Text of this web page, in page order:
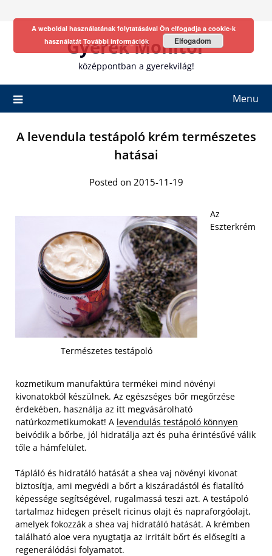
Gyerek Monitor
középpontban a gyerekvilág!
Menu
A levendula testápoló krém természetes
hatásai
Posted on 2015-11-19
Természetes testápoló
Az
Eszterkrém
kozmetikum manufaktúra termékei mind növényi
kivonatokból készülnek. Az egészséges bőr megőrzése
érdekében, használja az itt megvásárolható
natúrkozmetikumokat! A levendulás testápoló könnyen
beivódik a bőrbe, jól hidratálja azt és puha érintésűvé válik
tőle a hámfelület.
Tápláló és hidratáló hatását a shea vaj növényi kivonat
biztosítja, ami megvédi a bőrt a kiszáradástól és fiatalító
képessége segítségével, rugalmassá teszi azt. A testápoló
tartalmaz hidegen préselt ricinus olajt és napraforgóolajt,
amelyek fokozzák a shea vaj hidratáló hatását. A krémben
található aloe vera nyugtatja az irritált bőrt és elősegíti a
regenerálódási folyamatot.
A weboldal használatának folytatásával Ön elfogadja a cookie-k
használatát További információk Elfogadom